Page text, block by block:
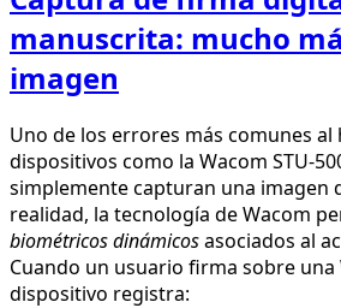
manuscrita: mucho
imagen
Uno de los errores más comunes al
dispositivos como la Wacom STU-
simplemente capturan una imagen
realidad, la tecnología de Wacom
biométricos dinámicosasociados al
Cuando un usuario firma sobre una
dispositivo registra: